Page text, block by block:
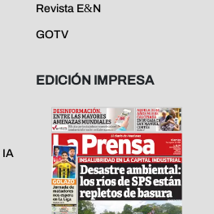
Revista E&N
GOTV
IA
EDICIÓN IMPRESA